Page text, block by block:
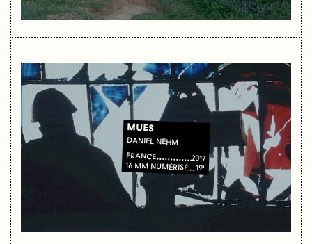
MUES
DANIEL NEHM
FRANCE 2017
16 MM NUMÉRISÉ 19'